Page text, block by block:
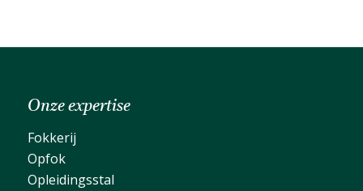
Onze expertise
Fokkerij
Opfok
Opleidingsstal